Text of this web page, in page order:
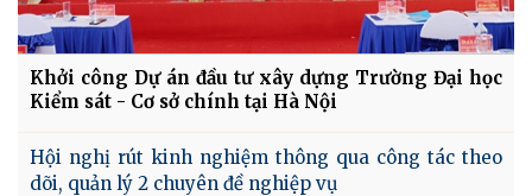
Khởi công Dự án đầu tư xây dựng Trường Đại học
Kiểm sát - Cơ sở chính tại Hà Nội
Hội nghị rút kinh nghiệm thông qua công tác theo
dõi, quản lý 2 chuyên đề nghiệp vụ